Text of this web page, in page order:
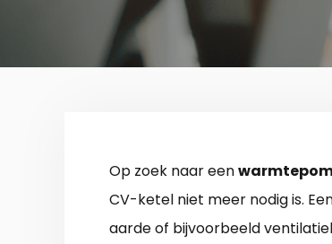
Op zoek naar een
CV-ketel niet meer nodig is.
aarde of bijvoorbeeld